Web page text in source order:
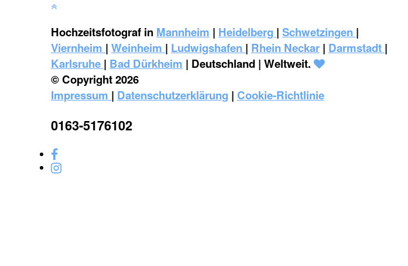
Hochzeitsfotograf in Mannheim | Heidelberg | Schwetzingen |
Viernheim | Weinheim | ‎Ludwigshafen | Rhein Neckar | Darmstadt |
Karlsruhe | Bad Dürkheim | Deutschland | Weltweit.
© Copyright 2026
Impressum | Datenschutzerklärung | Cookie-Richtlinie
0163-5176102